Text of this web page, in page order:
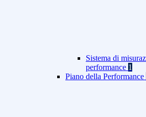
Sistema di
performance 1
Piano della Performance